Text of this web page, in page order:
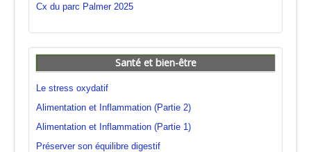
Cx du parc Palmer 2025
Santé et bien-être
Le stress oxydatif
Alimentation et Inflammation (Partie 2)
Alimentation et Inflammation (Partie 1)
Préserver son équilibre digestif